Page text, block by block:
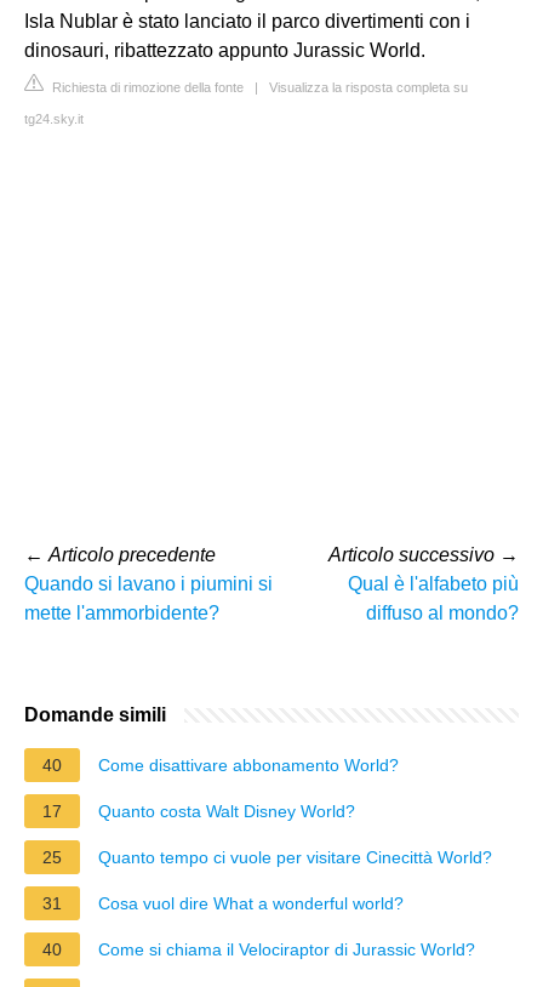
Isla Nublar è stato lanciato il parco divertimenti con i
dinosauri, ribattezzato appunto Jurassic World.
Richiesta di rimozione della fonte | Visualizza la risposta completa su
tg24.sky.it
← Articolo precedente
Quando si lavano i piumini si
mette l'ammorbidente?
Articolo successivo →
Qual è l'alfabeto più
diffuso al mondo?
Domande simili
40 Come disattivare abbonamento World?
17 Quanto costa Walt Disney World?
25 Quanto tempo ci vuole per visitare Cinecittà World?
31 Cosa vuol dire What a wonderful world?
40 Come si chiama il Velociraptor di Jurassic World?